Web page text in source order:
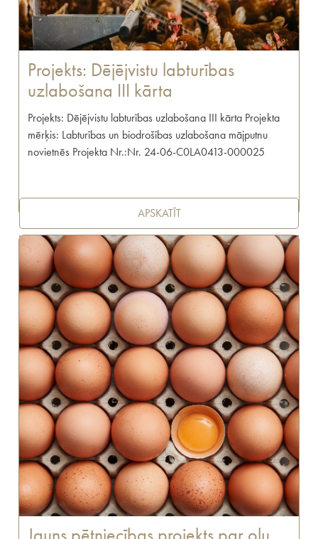
Projekts: Dējējvistu labturības
uzlabošana III kārta
Projekts: Dējējvistu labturības uzlabošana III kārta Projekta
mērķis: Labturības un biodrošības uzlabošana mājputnu
novietnēs Projekta Nr.:Nr. 24-06-C0LA0413-000025
APSKATĪT